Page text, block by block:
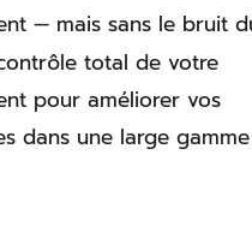
— mais sans le bruit